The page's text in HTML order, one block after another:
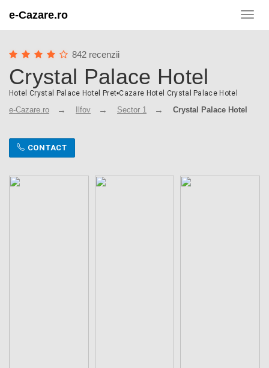
e-Cazare.ro
842 recenzii
Crystal Palace Hotel
Hotel Crystal Palace Hotel Pret•Cazare Hotel Crystal Palace Hotel
e-Cazare.ro Ilfov Sector 1 Crystal Palace Hotel
CONTACT